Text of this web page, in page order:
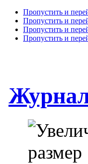
Пропустить и
Пропустить и
Пропустить и
Пропустить и